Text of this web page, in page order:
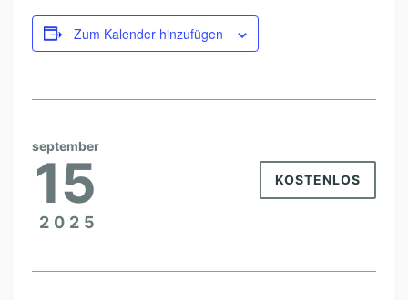
N
D
U
G
F
Ü
R
F
Zum Kalender hinzufügen
september
15
2025
KOSTENLOS